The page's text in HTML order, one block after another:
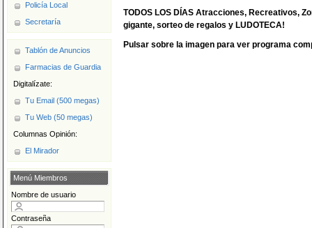
Policía Local
Secretaría
Tablón de Anuncios
Farmacias de Guardia
Digitalízate:
Tu Email (500 megas)
Tu Web (50 megas)
Columnas Opinión:
El Mirador
Menú Miembros
Nombre de usuario
Contraseña
TODOS LOS DÍAS Atracciones, Recreativos,
gigante, sorteo de regalos y LUDOTECA!
Pulsar sobre la imagen para ver programa